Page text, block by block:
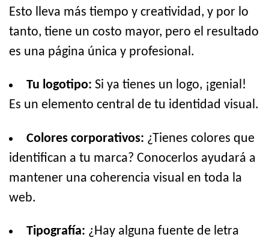
Esto lleva más tiempo y creatividad, y por lo
tanto, tiene un costo mayor, pero el resultado
es una página única y profesional.
Tu logotipo: Si ya tienes un logo, ¡genial!
Es un elemento central de tu identidad visual.
Colores corporativos: ¿Tienes colores que
identifican a tu marca? Conocerlos ayudará a
mantener una coherencia visual en toda la
web.
Tipografía: ¿Hay alguna fuente de letra